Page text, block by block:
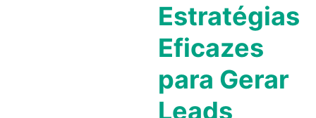
Estratégias
Eficazes
para Gerar
Leads